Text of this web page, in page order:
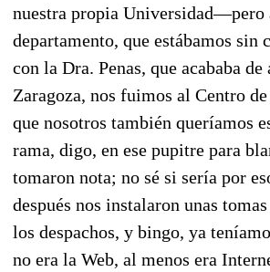
nuestra propia Universidad—pero
departamento, que estábamos sin
con la Dra. Penas, que acababa de
Zaragoza, nos fuimos al Centro
que nosotros también queríamos
rama, digo, en ese pupitre para
tomaron nota; no sé si sería por
después nos instalaron unas
los despachos, y bingo, ya
no era la Web, al menos era